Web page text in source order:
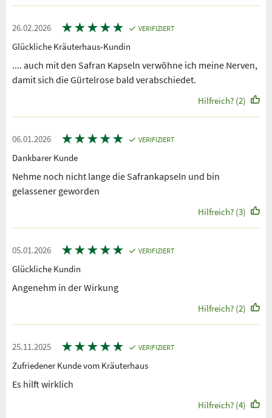
26.02.2026 ★★★★★ VERIFIZIERT
Glückliche Kräuterhaus-Kundin
.... auch mit den Safran Kapseln verwöhne ich meine Nerven,
damit sich die Gürtelrose bald verabschiedet.
Hilfreich? (2)
06.01.2026 ★★★★★ VERIFIZIERT
Dankbarer Kunde
Nehme noch nicht lange die Safrankapseln und bin
gelassener geworden
Hilfreich? (3)
05.01.2026 ★★★★★ VERIFIZIERT
Glückliche Kundin
Angenehm in der Wirkung
Hilfreich? (2)
25.11.2025 ★★★★★ VERIFIZIERT
Zufriedener Kunde vom Kräuterhaus
Es hilft wirklich
Hilfreich? (4)